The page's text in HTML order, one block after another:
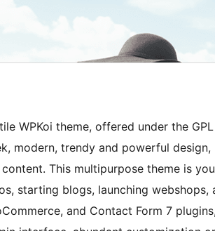
WPKoi theme, offered under the
modern, trendy and powerful
This multipurpose theme is
starting blogs, launching webshops,
and Contact Form 7